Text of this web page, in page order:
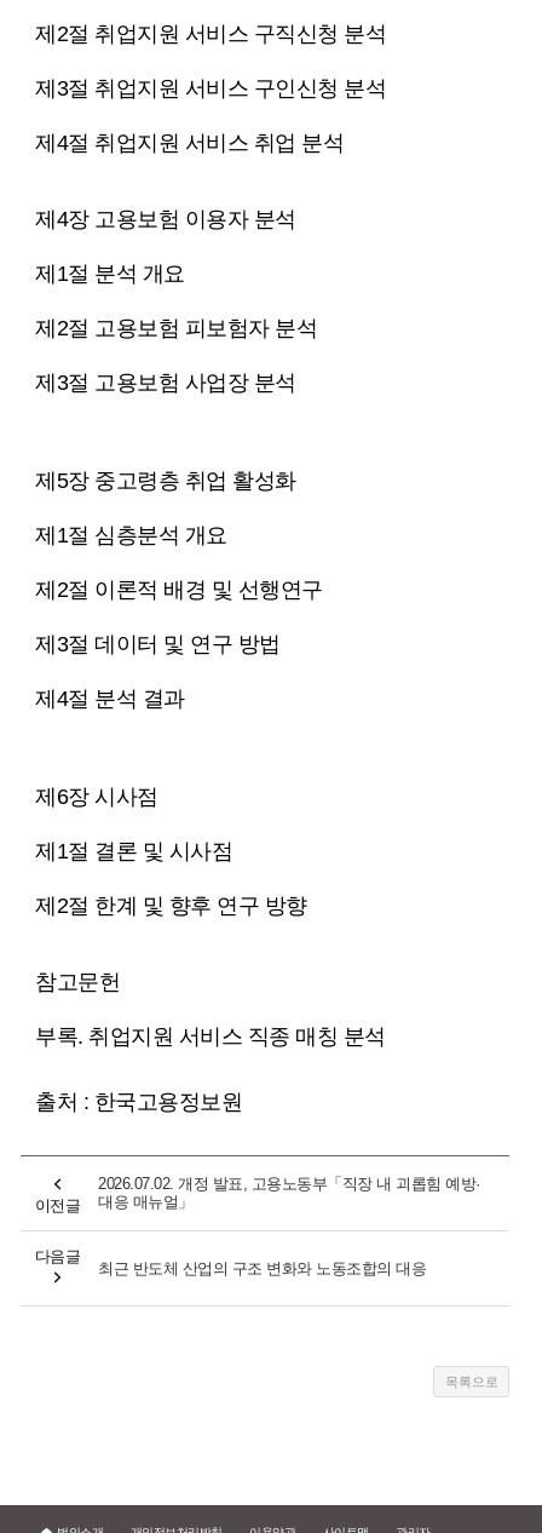
제2절 취업지원 서비스 구직신청 분석
제3절 취업지원 서비스 구인신청 분석
제4절 취업지원 서비스 취업 분석
제4장 고용보험 이용자 분석
제1절 분석 개요
제2절 고용보험 피보험자 분석
제3절 고용보험 사업장 분석
제5장 중고령층 취업 활성화
제1절 심층분석 개요
제2절 이론적 배경 및 선행연구
제3절 데이터 및 연구 방법
제4절 분석 결과
제6장 시사점
제1절 결론 및 시사점
제2절 한계 및 향후 연구 방향
참고문헌
부록. 취업지원 서비스 직종 매칭 분석
출처 : 한국고용정보원
이전글
2026.07.02. 개정 발표, 고용노동부「직장 내 괴롭힘 예방·
대응 매뉴얼」
다음글
최근 반도체 산업의 구조 변화와 노동조합의 대응